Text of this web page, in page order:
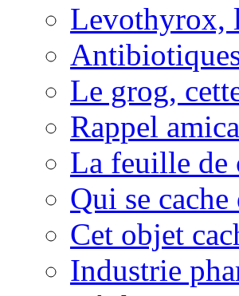
Levothyrox,
Le grog,
Rappel
La feuille de
Qui se
Cet objet
Industrie